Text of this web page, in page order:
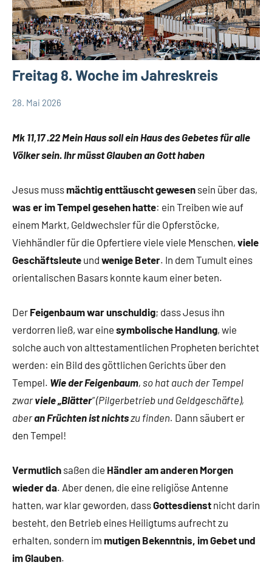
Freitag 8. Woche im Jahreskreis
28. Mai 2026
Mk 11,17 .22 Mein Haus soll ein Haus des Gebetes für alle
Völker sein. Ihr müsst Glauben an Gott haben
Jesus mussmächtig enttäuscht gewesen sein über das,
was er im Tempel gesehen hatte: ein Treiben wie auf
einem Markt, Geldwechsler für die Opferstöcke,
Viehhändler für die Opfertiere viele viele Menschen, viele
Geschäftsleute und wenige Beter. In dem Tumult eines
orientalischen Basars konnte kaum einer beten.
Der Feigenbaum war unschuldig; dass Jesus ihn
verdorren ließ, war eine symbolische Handlung, wie
solche auch von alttestamentlichen Propheten berichtet
werden: ein Bild des göttlichen Gerichts über den
Tempel. Wie der Feigenbaum, so hat auch der Tempel
zwarviele „Blätter“ (Pilgerbetrieb und Geldgeschäfte),
aberan Früchten ist nichtszu finden. Dann säubert er
den Tempel!
Vermutlich saßen die Händler am anderen Morgen
wieder da. Aber denen, die eine religiöse Antenne
hatten, war klar geworden, dassGottesdienst nicht darin
besteht, den Betrieb eines Heiligtums aufrecht zu
erhalten, sondern im mutigen Bekenntnis, im Gebet und
im Glauben.